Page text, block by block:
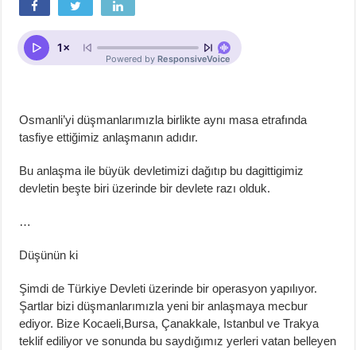
Osmanli’yi düşmanlarımızla birlikte aynı masa etrafında
tasfiye ettiğimiz anlaşmanın adıdır.
Bu anlaşma ile büyük devletimizi dağıtıp bu dagittigimiz
devletin beşte biri üzerinde bir devlete razı olduk.
…
Düşünün ki
Şimdi de Türkiye Devleti üzerinde bir operasyon yapılıyor.
Şartlar bizi düşmanlarımızla yeni bir anlaşmaya mecbur
ediyor. Bize Kocaeli,Bursa, Çanakkale, Istanbul ve Trakya
teklif ediliyor ve sonunda bu saydığımız yerleri vatan belleyen